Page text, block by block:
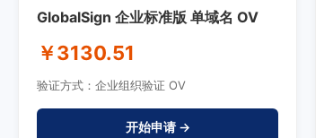
GlobalSign 企业标准版 单域名 OV
￥3130.51
验证方式：企业组织验证 OV
开始申请 →